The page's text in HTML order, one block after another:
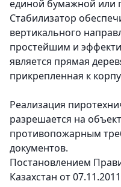
единой бумажной или
Стабилизатор
вертикального
простейшим и
является прямая
прикрепленная к
Реализация
разрешается на
противопожарным
документов.
Постановлением
Казахстан от